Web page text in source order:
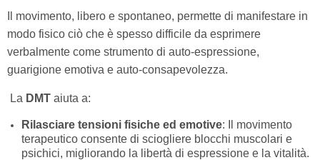
Il movimento, libero e spontaneo, permette di manifestare in
modo fisico ciò che è spesso difficile da esprimere
verbalmente come strumento di auto-espressione,
guarigione emotiva e auto-consapevolezza.
La DMT aiuta a:
Rilasciare tensioni fisiche ed emotive: Il movimento
terapeutico consente di sciogliere blocchi muscolari e
psichici, migliorando la libertà di espressione e la vitalità.